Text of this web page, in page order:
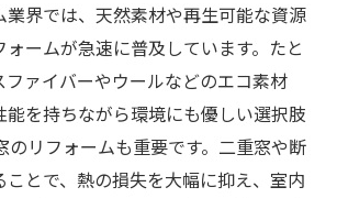
業界では、天然素材や再生可能な資源
ームが急速に普及しています。たと
ファイバーやウールなどのエコ素材
能を持ちながら環境にも優しい選択肢
のリフォームも重要です。二重窓や断
ことで、熱の損失を大幅に抑え、室内